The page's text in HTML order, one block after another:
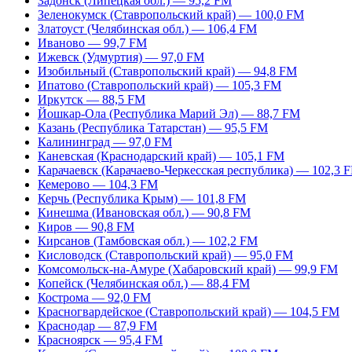
Зеленокумск (Ставропольский край) — 100,0 FM
Златоуст (Челябинская обл.) — 106,4 FM
Иваново — 99,7 FM
Ижевск (Удмуртия) — 97,0 FM
Изобильный (Ставропольский край) — 94,8 FM
Ипатово (Ставропольский край) — 105,3 FM
Иркутск — 88,5 FM
Йошкар-Ола (Республика Марий Эл) — 88,7 FM
Казань (Республика Татарстан) — 95,5 FM
Калининград — 97,0 FM
Каневская (Краснодарский край) — 105,1 FM
Карачаевск (Карачаево-Черкесская республика) — 102,3
Кемерово — 104,3 FM
Керчь (Республика Крым) — 101,8 FM
Кинешма (Ивановская обл.) — 90,8 FM
Киров — 90,8 FM
Кирсанов (Тамбовская обл.) — 102,2 FM
Кисловодск (Ставропольский край) — 95,0 FM
Комсомольск-на-Амуре (Хабаровский край) — 99,9 FM
Копейск (Челябинская обл.) — 88,4 FM
Кострома — 92,0 FM
Красногвардейское (Ставропольский край) — 104,5 FM
Краснодар — 87,9 FM
Красноярск — 95,4 FM